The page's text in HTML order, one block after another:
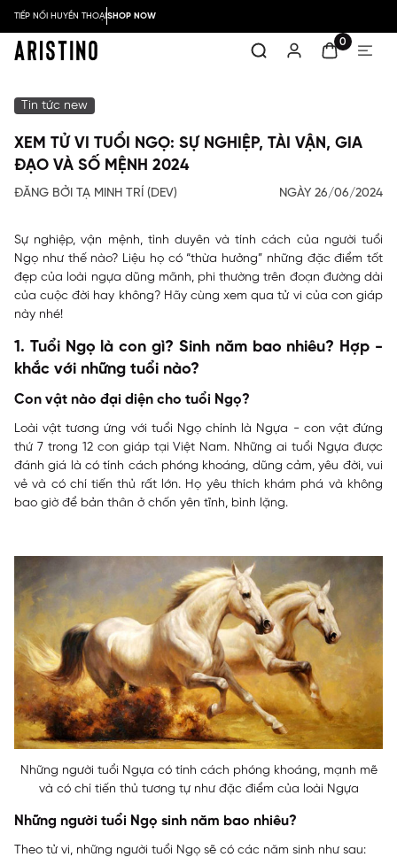
TIẾP NỐI HUYỀN THOẠISHOP NOW
0
Tin tức new
XEM TỬ VI TUỔI NGỌ: SỰ NGHIỆP, TÀI VẬN, GIA
ĐẠO VÀ SỐ MỆNH 2024
ĐĂNG BỞI TẠ MINH TRÍ (DEV) NGÀY 26/06/2024
Sự nghiệp, vận mệnh, tình duyên và tính cách của người tuổi
Ngọ như thế nào? Liệu họ có “thừa hưởng” những đặc điểm tốt
đẹp của loài ngựa dũng mãnh, phi thường trên đoạn đường dài
của cuộc đời hay không? Hãy cùng xem qua tử vi của con giáp
này nhé!
1. Tuổi Ngọ là con gì? Sinh năm bao nhiêu? Hợp -
khắc với những tuổi nào?
Con vật nào đại diện cho tuổi Ngọ?
Loài vật tương ứng với tuổi Ngọ chính là Ngựa - con vật đứng
thứ 7 trong 12 con giáp tại Việt Nam. Những ai tuổi Ngựa được
đánh giá là có tính cách phóng khoáng, dũng cảm, yêu đời, vui
vẻ và có chí tiến thủ rất lớn. Họ yêu thích khám phá và không
bao giờ để bản thân ở chốn yên tĩnh, bình lặng.
Những người tuổi Ngựa có tính cách phóng khoáng, mạnh mẽ
và có chí tiến thủ tương tự như đặc điểm của loài Ngựa
Những người tuổi Ngọ sinh năm bao nhiêu?
Theo tử vi, những người tuổi Ngọ sẽ có các năm sinh như sau: